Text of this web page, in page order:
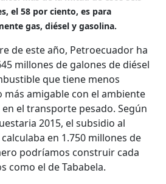
el 58 por ciento, es para
gas, diésel y gasolina.
de este año, Petroecuador ha
millones de galones de diésel
que tiene menos
amigable con el ambiente
el transporte pesado. Según
2015, el subsidio al
en 1.750 millones de
podríamos construir cada
como el de Tababela.